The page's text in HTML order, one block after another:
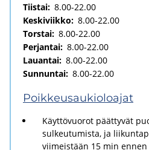
Tiistai: 8.00-22.00
Keskiviikko: 8.00-22.00
Torstai: 8.00-22.00
Perjantai: 8.00-22.00
Lauantai: 8.00-22.00
Sunnuntai: 8.00-22.00
Poik­keus­au­kio­loa­jat
Käyttövuorot päättyvät
sulkeutumista, ja
viimeistään 15 min